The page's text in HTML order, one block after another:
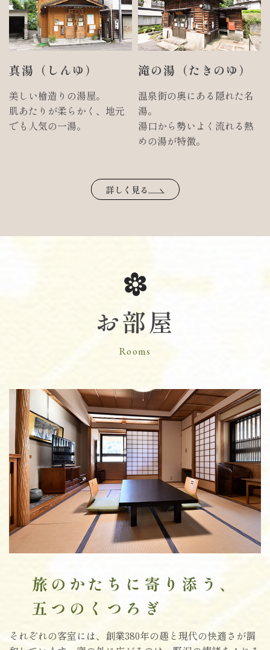
真湯（しんゆ）
美しい檜造りの湯屋。
肌あたりが柔らかく、地元
でも人気の一湯。
滝の湯（たきのゆ）
温泉街の奥にある隠れた名
湯。
湯口から勢いよく流れる熱
めの湯が特徴。
詳しく見る
お部屋
Rooms
旅のかたちに寄り添う、
五つのくつろぎ
それぞれの客室には、創業380年の趣と現代の快適さが調